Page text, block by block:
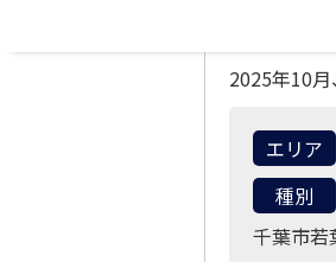
2025年10月
エリア
種別
千葉市若